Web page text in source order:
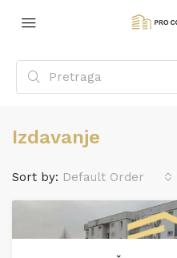
Izdavanje
Sort by: Default Order